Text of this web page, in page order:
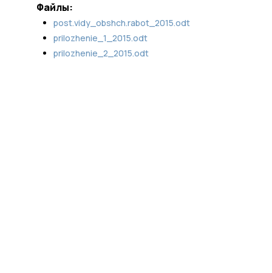
Файлы:
post.vidy_obshch.rabot_2015.odt
prilozhenie_1_2015.odt
prilozhenie_2_2015.odt